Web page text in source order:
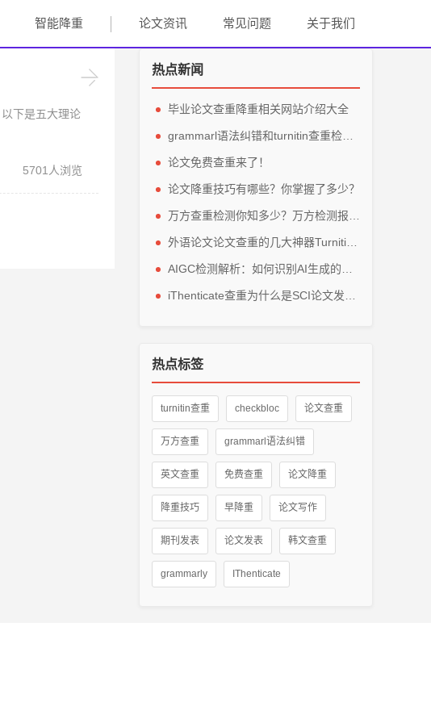
智能降重 论文资讯 常见问题 关于我们
下是五大理论
5701人浏览
热点新闻
毕业论文查重降重相关网站介绍大全
论文免费查重来了！
论文降重技巧有哪些？你掌握了多少？
热点标签
turnitin查重 checkbloc 论文查重
万方查重 grammarl语法纠错
英文查重 免费查重 论文降重
降重技巧 早降重 论文写作
期刊发表 论文发表 韩文查重
grammarly IThenticate